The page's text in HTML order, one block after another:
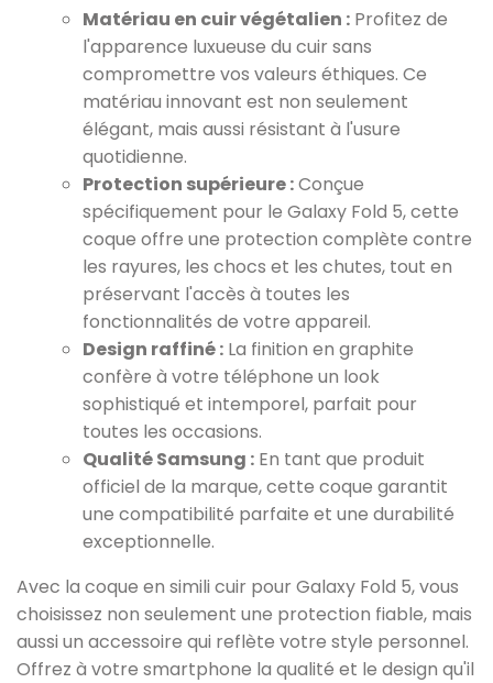
Matériau en cuir végétalien : Profitez de
l'apparence luxueuse du cuir sans
compromettre vos valeurs éthiques. Ce
matériau innovant est non seulement
élégant, mais aussi résistant à l'usure
quotidienne.
Protection supérieure :Conçue
spécifiquement pour le Galaxy Fold 5, cette
coque offre une protection complète contre
les rayures, les chocs et les chutes, tout en
préservant l'accès à toutes les
fonctionnalités de votre appareil.
Design raffiné : La finition en graphite
confère à votre téléphone un look
sophistiqué et intemporel, parfait pour
toutes les occasions.
Qualité Samsung : En tant que produit
officiel de la marque, cette coque garantit
une compatibilité parfaite et une durabilité
exceptionnelle.
Avec la coque en simili cuir pour Galaxy Fold 5, vous
choisissez non seulement une protection fiable, mais
aussi un accessoire qui reflète votre style personnel.
Offrez à votre smartphone la qualité et le design qu'il